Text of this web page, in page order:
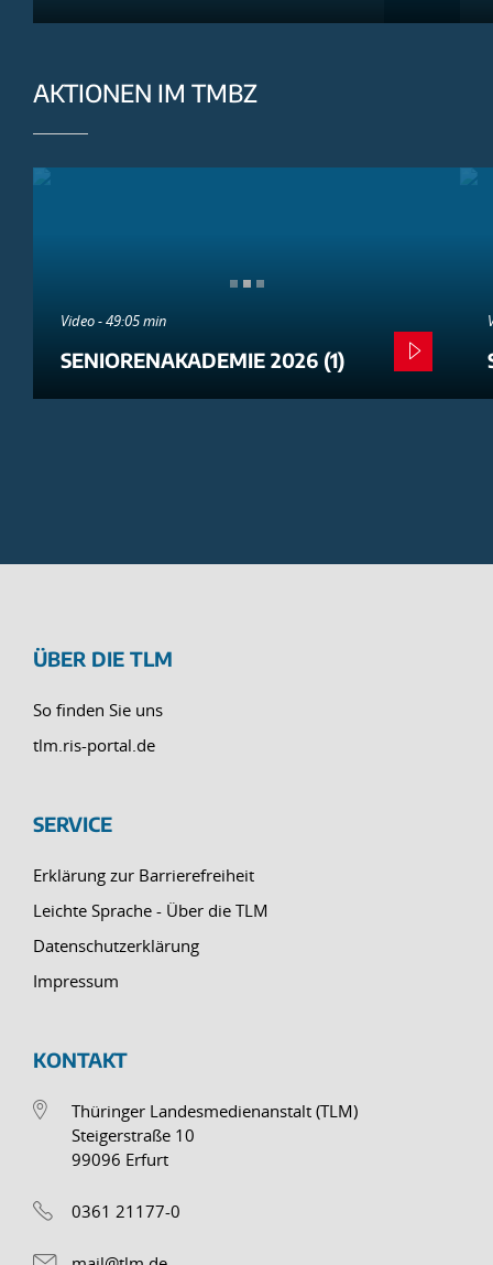
AKTIONEN IM TMBZ
Video - 49:05 min
SENIORENAKADEMIE 2026 (1)
ÜBER DIE TLM
So finden Sie uns
tlm.ris-portal.de
SERVICE
Erklärung zur Barrierefreiheit
Leichte Sprache - Über die TLM
Datenschutzerklärung
Impressum
KONTAKT
Thüringer Landesmedienanstalt (TLM)
Steigerstraße 10
99096 Erfurt
0361 21177-0